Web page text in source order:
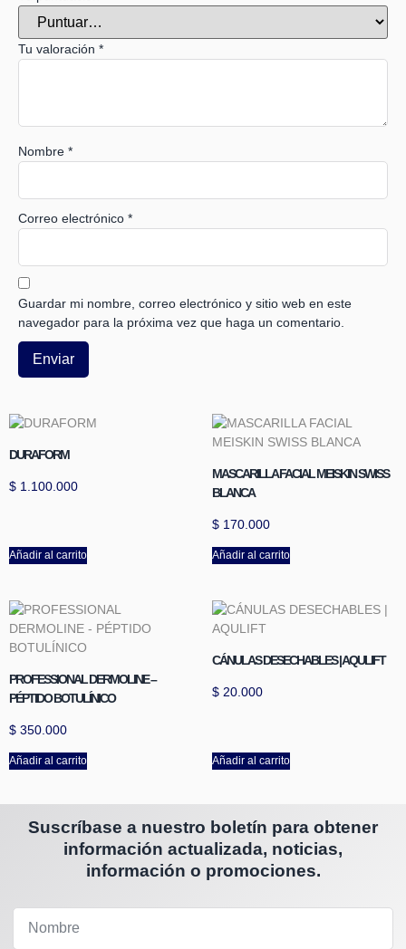
Tu valoración *
Nombre *
Correo electrónico *
Guardar mi nombre, correo electrónico y sitio web en este
navegador para la próxima vez que haga un comentario.
DURAFORM
$ 1.100.000
Añadir al carrito
MASCARILLA FACIAL MEISKIN SWISS
BLANCA
$ 170.000
Añadir al carrito
PROFESSIONAL DERMOLINE –
PÉPTIDO BOTULÍNICO
$ 350.000
Añadir al carrito
CÁNULAS DESECHABLES | AQULIFT
$ 20.000
Añadir al carrito
Suscríbase a nuestro boletín para obtener
información actualizada, noticias,
información o promociones.